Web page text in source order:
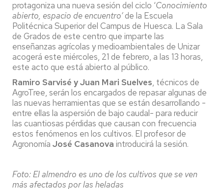
protagoniza una nueva sesión del ciclo ‘Conocimiento
abierto, espacio de encuentro’de la Escuela
Politécnica Superior del Campus de Huesca. La Sala
de Grados de este centro que imparte las
enseñanzas agrícolas y medioambientales de Unizar
acogerá este miércoles, 21 de febrero, a las 13 horas,
este acto que está abierto al público.
Ramiro Sarvisé y Juan Mari Suelves, técnicos de
AgroTree, serán los encargados de repasar algunas de
las nuevas herramientas que se están desarrollando -
entre ellas la aspersión de bajo caudal- para reducir
las cuantiosas pérdidas que causan con frecuencia
estos fenómenos en los cultivos. El profesor de
Agronomía José Casanova introducirá la sesión.
Foto: El almendro es uno de los cultivos que se ven
más afectados por las heladas